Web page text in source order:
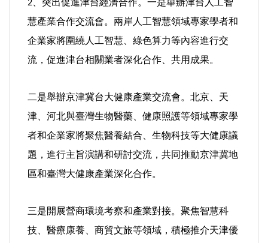
2
慧產業合作交流會。兩岸人工智慧領域專家學者和
企業家將圍繞人工智慧、綠色算力等內容進行交
流，促進津台相關業者深化合作、共用成果。
二是舉辦京津冀台大健康產業交流會。北京、天
津、河北與臺灣生物醫藥、健康照護等領域專家學
者和企業家將聚焦醫養結合、生物科技等大健康議
題，進行主旨演講和研討交流，共同推動京津冀地
區和臺灣大健康產業深化合作。
三是開展營商環境考察和產業對接。聚焦智慧科
技、醫療康養、商貿文旅等領域，積極推介天津優